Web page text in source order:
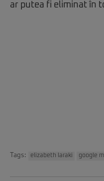
ar putea fi eliminat în
Tags: elizabeth laraki google